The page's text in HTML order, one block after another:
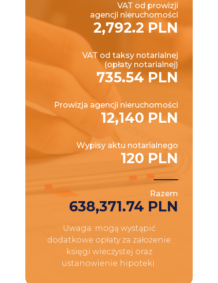
VAT od prowizji
agencji nieruchomości
2,792.2 PLN
VAT od taksy notarialnej
(opłaty notarialnej)
735.54 PLN
Prowizja agencji nieruchomości
12,140 PLN
Wypisy aktu notarialnego
120 PLN
Razem
638,371.74 PLN
Uwaga: mogą wystąpić
dodatkowe opłaty za założenie
księgi wieczystej oraz
ustanowienie hipoteki.